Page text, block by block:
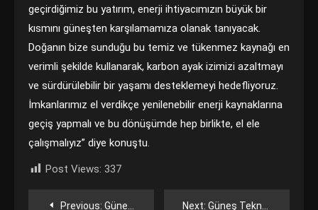
geçirdiğimiz bu yatırım, enerji ihtiyacımızın büyük bir
kısmını güneşten karşılamamıza olanak tanıyacak.
Doğanın bize sunduğu bu temiz ve tükenmez kaynağı en
verimli şekilde kullanarak, karbon ayak izimizi azaltmayı
ve sürdürülebilir bir yaşamı desteklemeyi hedefliyoruz.
İmkanlarımız el verdikçe yenilenebilir enerji kaynaklarına
geçiş yapmalı ve bu dönüşümde hep birlikte, el ele
çalışmalıyız” diye konuştu.
Post Views: 337
YazıPrevious: Güneş Teknolojileri ve Yapay Zeka: Geleceğe Yön Veren İnovasyon Next: Güneş Teknolojilerinin Dünya Enerji Tüketimi Açısından Önemi ve Kıta Bazlı Kullanım Potansiyeli